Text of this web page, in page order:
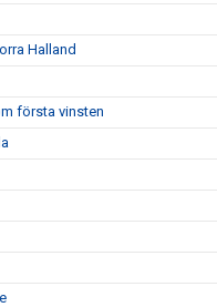
Halland
första vinsten